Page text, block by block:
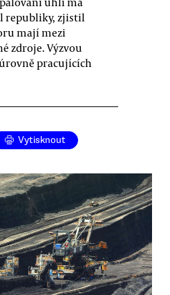
republiky, zjistil
mají mezi
zdroje. Výzvou
pracujících
Vytisknout